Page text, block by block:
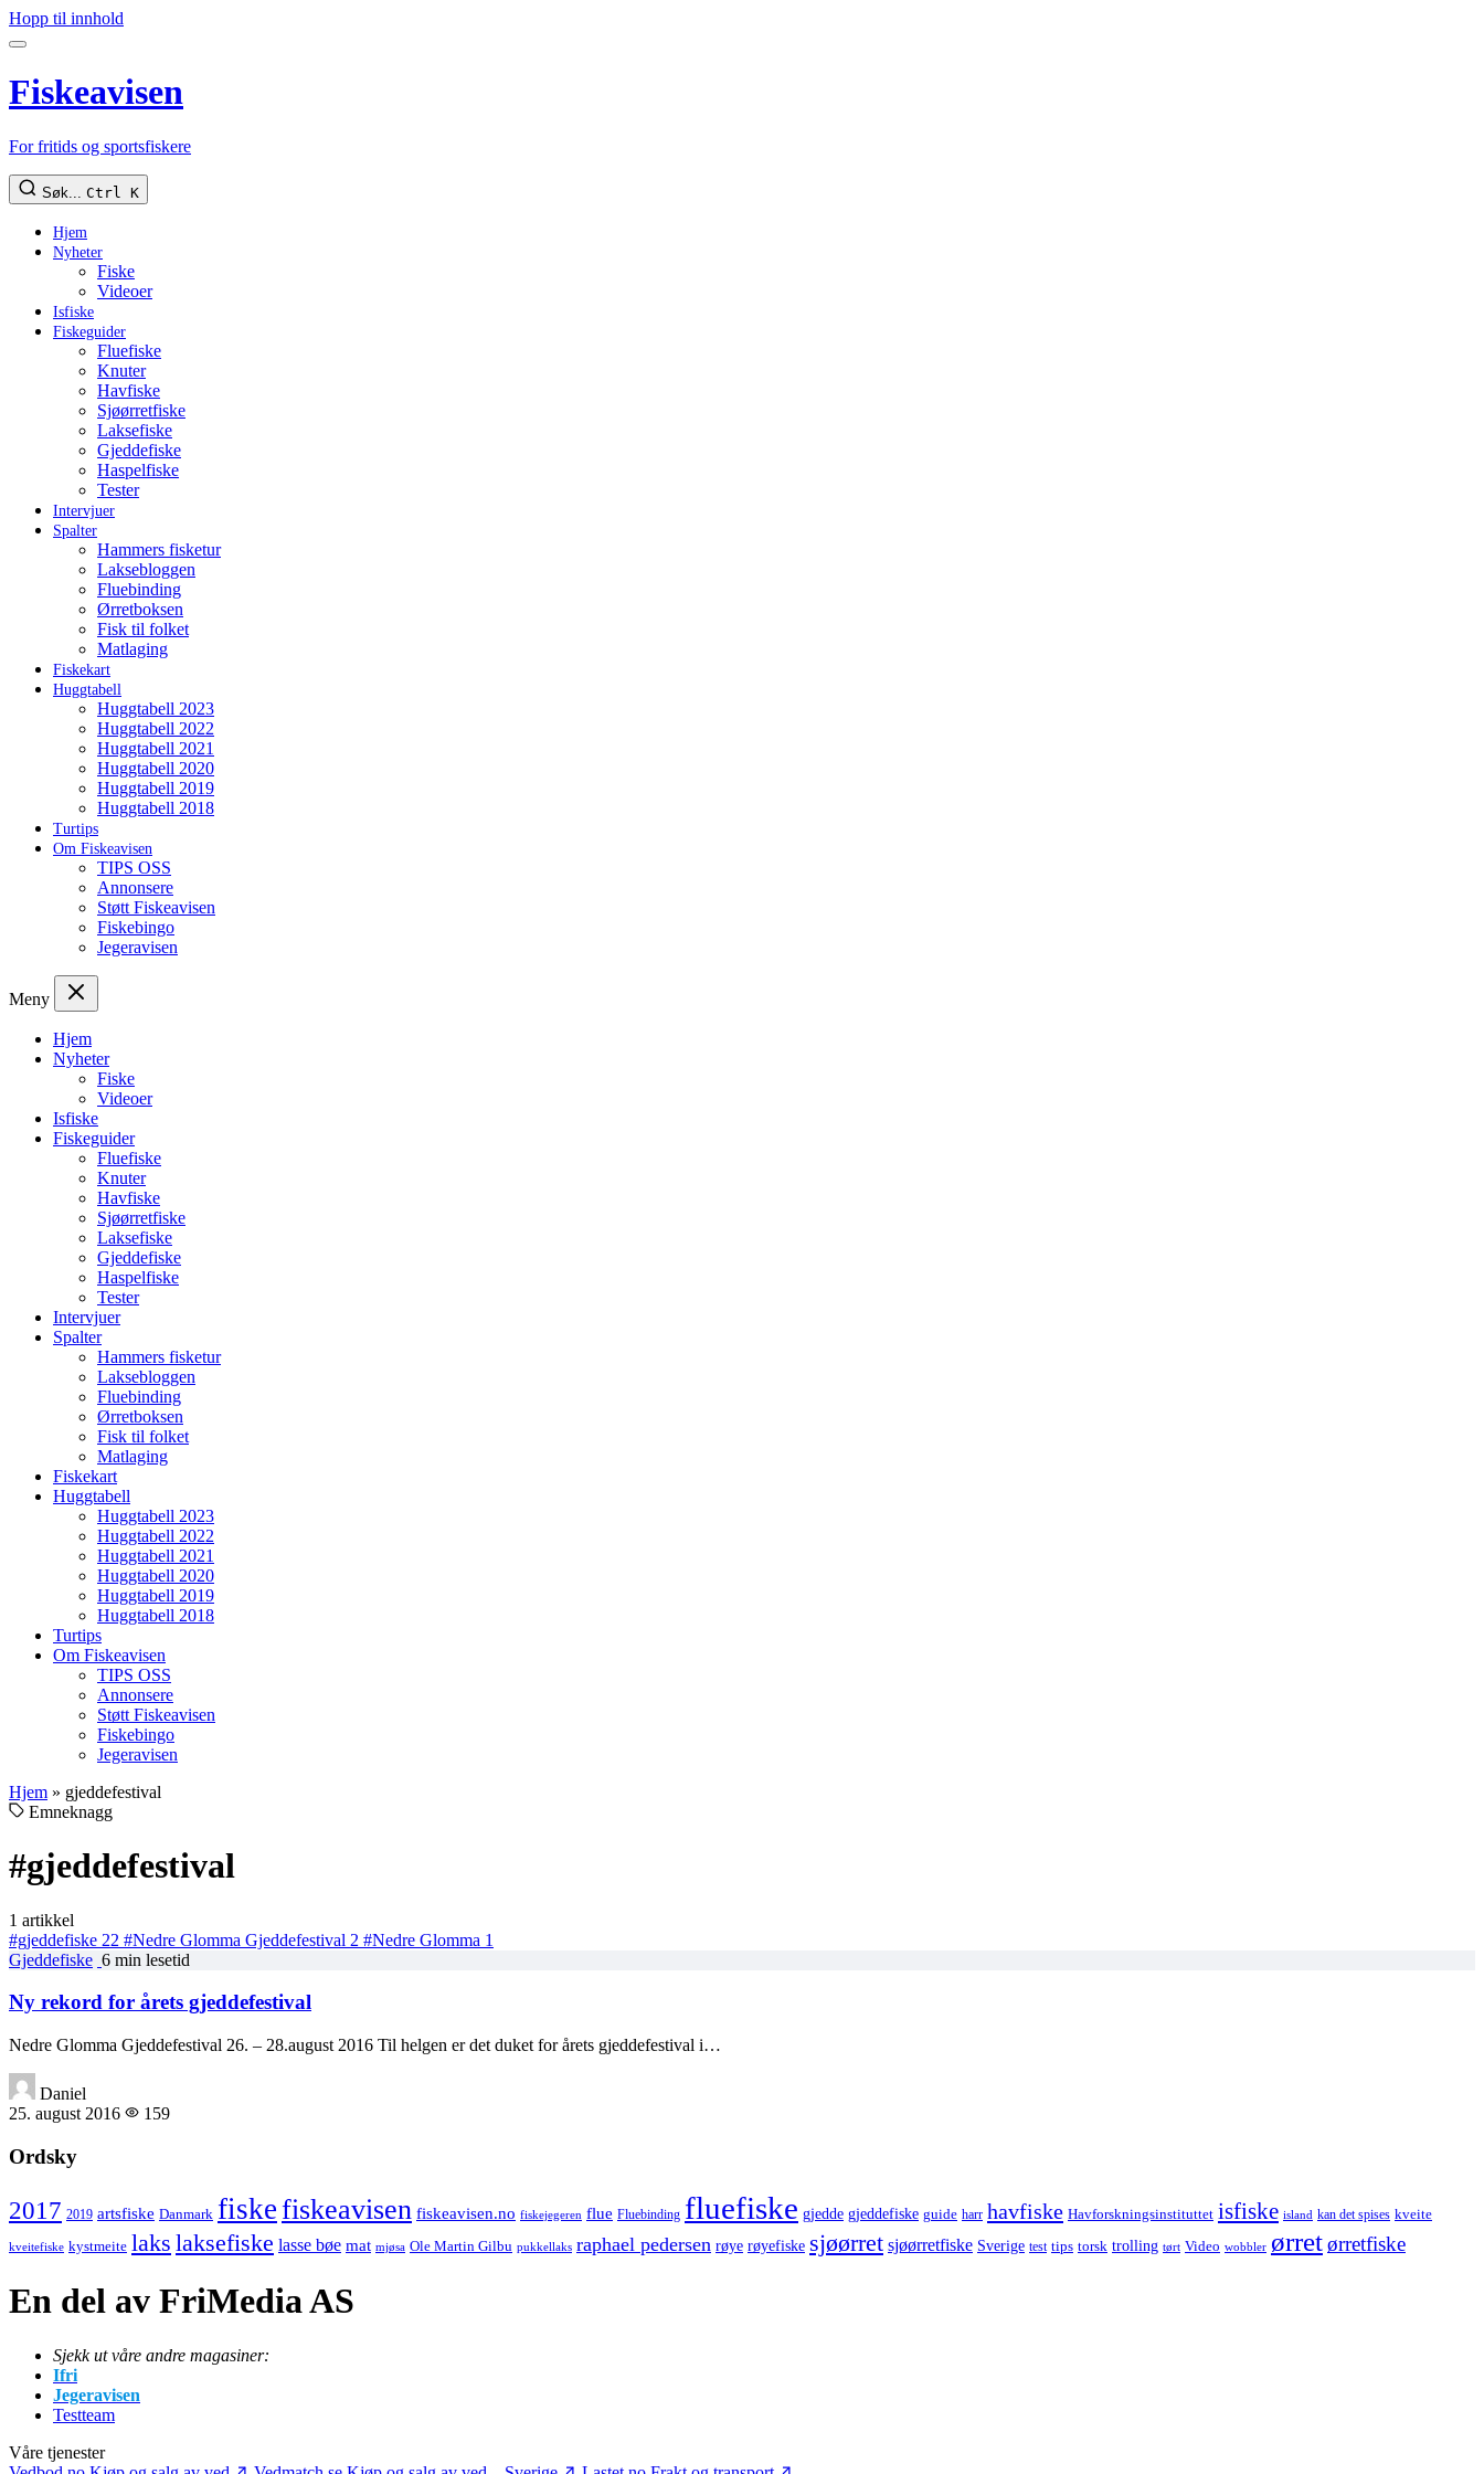
Hopp til innhold
Fiskeavisen
For fritids og sportsfiskere
Søk... Ctrl K
Hjem
Nyheter
Fiske
Videoer
Isfiske
Fiskeguider
Fluefiske
Knuter
Havfiske
Sjøørretfiske
Laksefiske
Gjeddefiske
Haspelfiske
Tester
Intervjuer
Spalter
Hammers fisketur
Laksebloggen
Fluebinding
Ørretboksen
Fisk til folket
Matlaging
Fiskekart
Huggtabell
Huggtabell 2023
Huggtabell 2022
Huggtabell 2021
Huggtabell 2020
Huggtabell 2019
Huggtabell 2018
Turtips
Om Fiskeavisen
TIPS OSS
Annonsere
Støtt Fiskeavisen
Fiskebingo
Jegeravisen
Meny
Hjem
Nyheter
Fiske
Videoer
Isfiske
Fiskeguider
Fluefiske
Knuter
Havfiske
Sjøørretfiske
Laksefiske
Gjeddefiske
Haspelfiske
Tester
Intervjuer
Spalter
Hammers fisketur
Laksebloggen
Fluebinding
Ørretboksen
Fisk til folket
Matlaging
Fiskekart
Huggtabell
Huggtabell 2023
Huggtabell 2022
Huggtabell 2021
Huggtabell 2020
Huggtabell 2019
Huggtabell 2018
Turtips
Om Fiskeavisen
TIPS OSS
Annonsere
Støtt Fiskeavisen
Fiskebingo
Jegeravisen
Hjem » gjeddefestival
Emneknagg
#gjeddefestival
1 artikkel
#gjeddefiske 22 #Nedre Glomma Gjeddefestival 2 #Nedre Glomma 1
Gjeddefiske 6 min lesetid
Ny rekord for årets gjeddefestival
Nedre Glomma Gjeddefestival 26. – 28.august 2016 Til helgen er det duket for årets gjeddefestival i…
Daniel
25. august 2016
159
Ordsky
2017 2019 artsfiske Danmark fiskefiskeavisen fiskeavisen.no fiskejegeren flue Fluebinding fluefiske gjedde gjeddefiske guide harr havfiske Havforskningsinstituttet isfiske island kan det spises kveite
kveitefiske kystmeite laks laksefiske lasse bøe mat mjøsa Ole Martin Gilbu pukkellaks raphael pedersen røye røyefiske sjøørret sjøørretfiske Sverige test tips torsk trolling tørt Video wobbler ørretørretfiske
En del av FriMedia AS
Sjekk ut våre andre magasiner:
Ifri
Jegeravisen
Testteam
Våre tjenester